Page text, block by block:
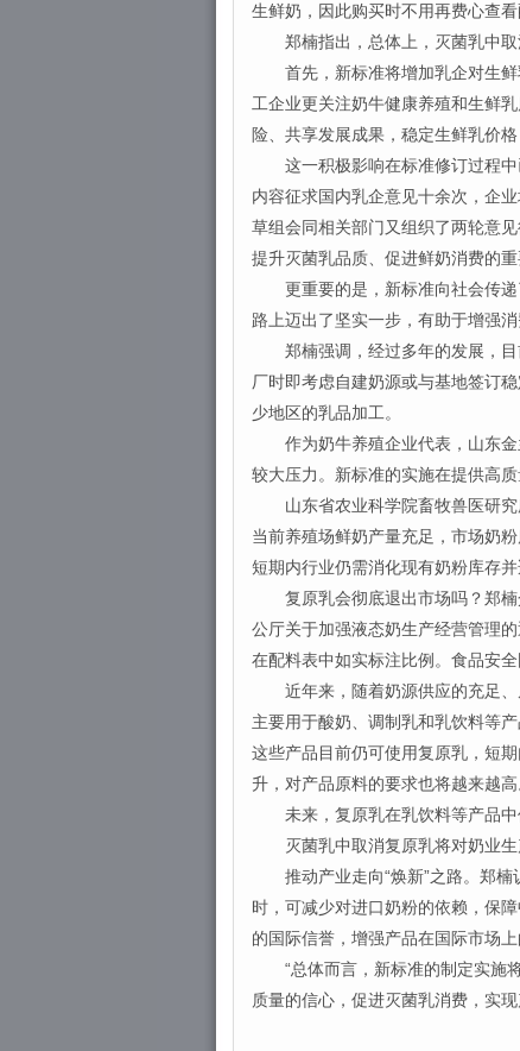
生鲜奶，因此购买时不用再费心查
郑楠指出，总体上，灭菌乳中取
首先，新标准将增加乳企对生鲜
工企业更关注奶牛健康养殖和生鲜
险、共享发展成果，稳定生鲜乳价
这一积极影响在标准修订过程中
内容征求国内乳企意见十余次，企
草组会同相关部门又组织了两轮意
提升灭菌乳品质、促进鲜奶消费的重
更重要的是，新标准向社会传递
路上迈出了坚实一步，有助于增强
郑楠强调，经过多年的发展，目
厂时即考虑自建奶源或与基地签订
少地区的乳品加工。
作为奶牛养殖企业代表，山东金
较大压力。新标准的实施在提供高
山东省农业科学院畜牧兽医研究
当前养殖场鲜奶产量充足，市场奶
短期内行业仍需消化现有奶粉库存并
复原乳会彻底退出市场吗？郑楠
公厅关于加强液态奶生产经营管理
在配料表中如实标注比例。食品安
近年来，随着奶源供应的充足、
主要用于酸奶、调制乳和乳饮料等
这些产品目前仍可使用复原乳，短
升，对产品原料的要求也将越来越高
未来，复原乳在乳饮料等产品中
灭菌乳中取消复原乳将对奶业生
推动产业走向“焕新”之路。郑楠
时，可减少对进口奶粉的依赖，保
的国际信誉，增强产品在国际市场
“总体而言，新标准的制定实施将
质量的信心，促进灭菌乳消费，实现